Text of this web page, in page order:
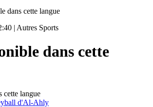
dans cette langue
| Autres Sports
dans cette
cette langue
d'Al-Ahly